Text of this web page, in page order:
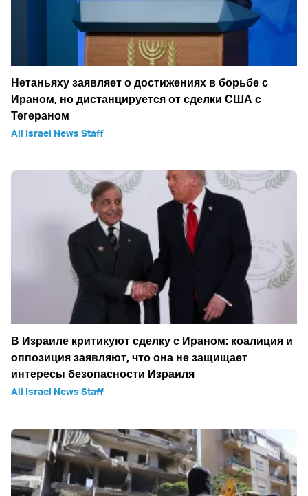
Нетаньяху заявляет о достижениях в борьбе с
Ираном, но дистанцируется от сделки США с
Тегераном
All Israel News Staff
В Израиле критикуют сделку с Ираном: коалиция и
оппозиция заявляют, что она не защищает
интересы безопасности Израиля
All Israel News Staff